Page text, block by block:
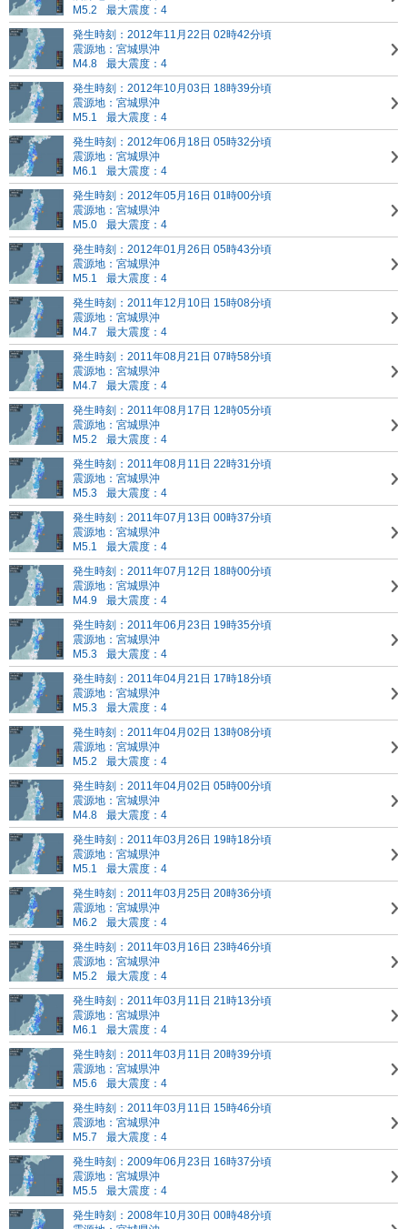
M5.2
最大震度：4
発生時刻：2012年11月22日 02時42分頃
震源地：宮城県沖
M4.8
最大震度：4
発生時刻：2012年10月03日 18時39分頃
震源地：宮城県沖
M5.1
最大震度：4
発生時刻：2012年06月18日 05時32分頃
震源地：宮城県沖
M6.1
最大震度：4
発生時刻：2012年05月16日 01時00分頃
震源地：宮城県沖
M5.0
最大震度：4
発生時刻：2012年01月26日 05時43分頃
震源地：宮城県沖
M5.1
最大震度：4
発生時刻：2011年12月10日 15時08分頃
震源地：宮城県沖
M4.7
最大震度：4
発生時刻：2011年08月21日 07時58分頃
震源地：宮城県沖
M4.7
最大震度：4
発生時刻：2011年08月17日 12時05分頃
震源地：宮城県沖
M5.2
最大震度：4
発生時刻：2011年08月11日 22時31分頃
震源地：宮城県沖
M5.3
最大震度：4
発生時刻：2011年07月13日 00時37分頃
震源地：宮城県沖
M5.1
最大震度：4
発生時刻：2011年07月12日 18時00分頃
震源地：宮城県沖
M4.9
最大震度：4
発生時刻：2011年06月23日 19時35分頃
震源地：宮城県沖
M5.3
最大震度：4
発生時刻：2011年04月21日 17時18分頃
震源地：宮城県沖
M5.3
最大震度：4
発生時刻：2011年04月02日 13時08分頃
震源地：宮城県沖
M5.2
最大震度：4
発生時刻：2011年04月02日 05時00分頃
震源地：宮城県沖
M4.8
最大震度：4
発生時刻：2011年03月26日 19時18分頃
震源地：宮城県沖
M5.1
最大震度：4
発生時刻：2011年03月25日 20時36分頃
震源地：宮城県沖
M6.2
最大震度：4
発生時刻：2011年03月16日 23時46分頃
震源地：宮城県沖
M5.2
最大震度：4
発生時刻：2011年03月11日 21時13分頃
震源地：宮城県沖
M6.1
最大震度：4
発生時刻：2011年03月11日 20時39分頃
震源地：宮城県沖
M5.6
最大震度：4
発生時刻：2011年03月11日 15時46分頃
震源地：宮城県沖
M5.7
最大震度：4
発生時刻：2009年06月23日 16時37分頃
震源地：宮城県沖
M5.5
最大震度：4
発生時刻：2008年10月30日 00時48分頃